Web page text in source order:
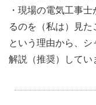
・現場の電気工事
るのを（私は）見た
という理由から、
解説（推奨）してい